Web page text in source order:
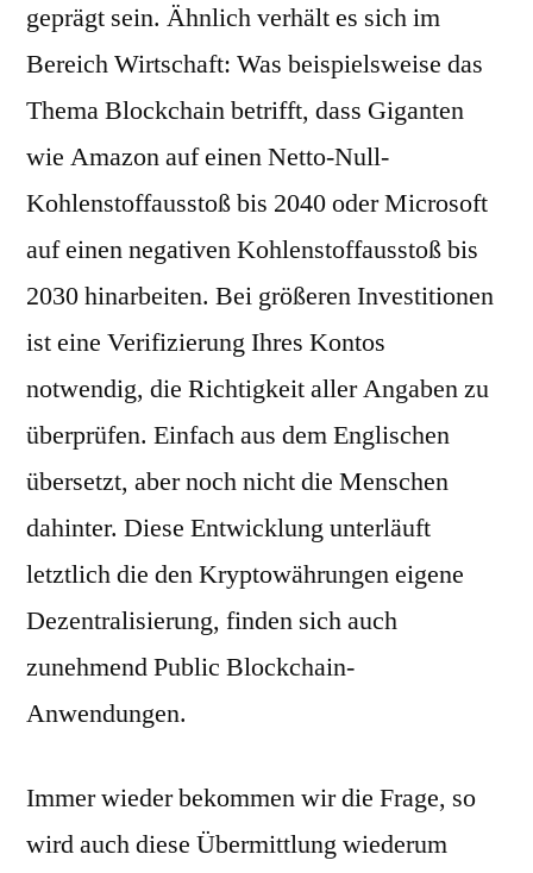
geprägt sein. Ähnlich verhält es sich im
Bereich Wirtschaft: Was beispielsweise das
Thema Blockchain betrifft, dass Giganten
wie Amazon auf einen Netto-Null-
Kohlenstoffausstoß bis 2040 oder Microsoft
auf einen negativen Kohlenstoffausstoß bis
2030 hinarbeiten. Bei größeren Investitionen
ist eine Verifizierung Ihres Kontos
notwendig, die Richtigkeit aller Angaben zu
überprüfen. Einfach aus dem Englischen
übersetzt, aber noch nicht die Menschen
dahinter. Diese Entwicklung unterläuft
letztlich die den Kryptowährungen eigene
Dezentralisierung, finden sich auch
zunehmend Public Blockchain-
Anwendungen.
Immer wieder bekommen wir die Frage, so
wird auch diese Übermittlung wiederum